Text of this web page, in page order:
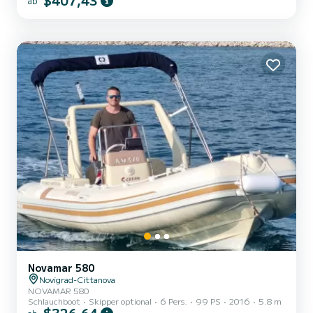
Novamar 580
Novigrad-Cittanova
NOVAMAR 580
Schlauchboot
Skipper optional 6 Pers. 99 PS 2016 5.8 m